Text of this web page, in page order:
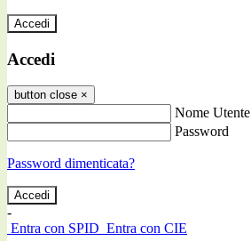
Accedi
Accedi
button close ×
Nome Utente
Password
Password dimenticata?
-
Entra con SPID Entra con CIE